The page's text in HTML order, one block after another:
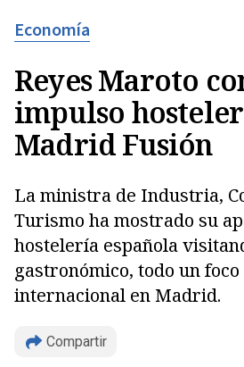
Economía
Reyes Maroto
impulso
Madrid Fusión
La ministra de Industria,
Turismo ha mostrado su
hostelería española
gastronómico, todo un
internacional en Madrid.
Compartir